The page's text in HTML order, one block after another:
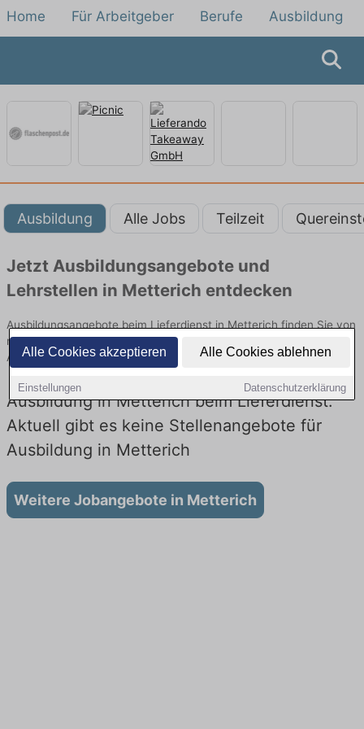
Alle Cookies akzeptieren Alle Cookies ablehnen
Einstellungen Datenschutzerklärung
Home Für Arbeitgeber Berufe Ausbildung
Ausbildung Alle Jobs Teilzeit
Jetzt Ausbildungsangebote und
Lehrstellen in Metterich entdecken
Ausbildungsangebote beim Lieferdienst in Metterich finden Sie von
namhaften Firmen. Entdecken Sie freie Optionen von Top-
Arbeitgebern und bewerben Sie sich noch heute.
Ausbildung in Metterich beim Lieferdienst:
Aktuell gibt es keine Stellenangebote für
Ausbildung in Metterich
Weitere Jobangebote in Metterich